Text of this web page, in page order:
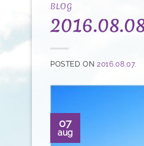
BLOG
POSTED ON2016.08.07.
07
aug